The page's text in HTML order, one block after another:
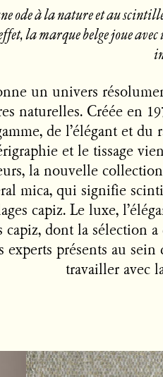
ode à la nature et au
la marque belge joue
un univers
naturelles. Créée en
de l’élégant et
et le tissage
la nouvelle
mica, qui signifie
capiz. Le luxe,
capiz, dont la sélection
experts présents au
travailler avec